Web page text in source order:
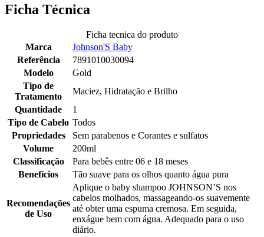
Ficha Técnica
Ficha tecnica do produto
Marca
Johnson'S Baby
Referência
7891010030094
Modelo
Gold
Tipo de
Tratamento
Maciez, Hidratação e Brilho
Quantidade
1
Tipo de Cabelo Todos
Propriedades
Sem parabenos e Corantes e sulfatos
Volume
200ml
Classificação
Para bebês entre 06 e 18 meses
Benefícios
Tão suave para os olhos quanto água pura
Recomendações
de Uso
Aplique o baby shampoo JOHNSON’S nos
cabelos molhados, massageando-os suavemente
até obter uma espuma cremosa. Em seguida,
enxágue bem com água. Adequado para o uso
diário.